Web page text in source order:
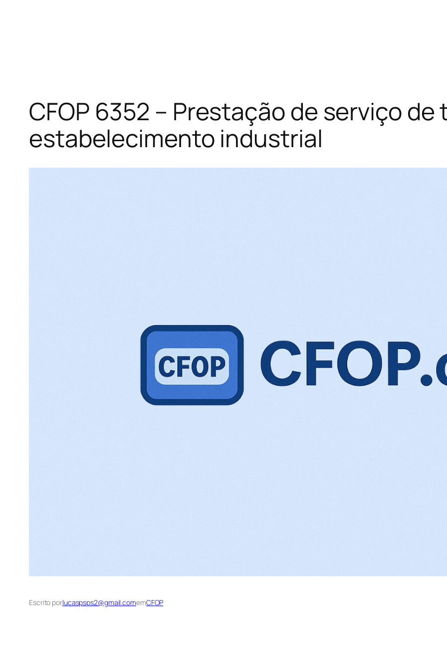
CFOP 6352 – Prestação de serviço
estabelecimento industrial
Escrito porlucaspsps2@gmail.comemCFOP